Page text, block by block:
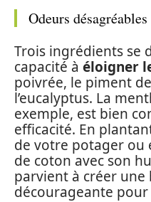
Odeurs
Trois ingrédients se
capacité à éloigner
poivrée, le piment
l’eucalyptus. La
exemple, est bien
efficacité. En
de votre potager ou
de coton avec son
parvient à créer
décourageante